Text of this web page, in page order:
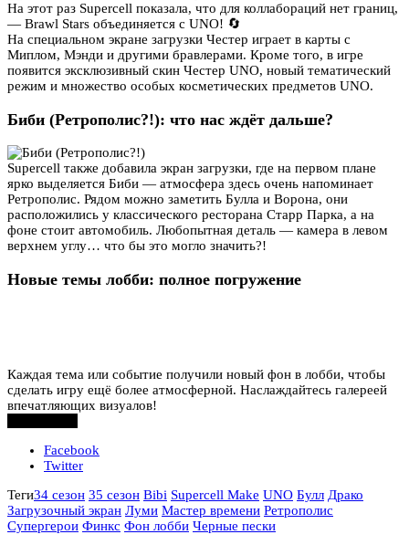
На этот раз Supercell показала, что для коллабораций нет границ,
— Brawl Stars объединяется с UNO! 🔄
На специальном экране загрузки Честер играет в карты с
Миплом, Мэнди и другими бравлерами. Кроме того, в игре
появится эксклюзивный скин Честер UNO, новый тематический
режим и множество особых косметических предметов UNO.
Биби (Ретрополис?!): что нас ждёт дальше?
Supercell также добавила экран загрузки, где на первом плане
ярко выделяется Биби — атмосфера здесь очень напоминает
Ретрополис. Рядом можно заметить Булла и Ворона, они
расположились у классического ресторана Старр Парка, а на
фоне стоит автомобиль. Любопытная деталь — камера в левом
верхнем углу… что бы это могло значить?!
Новые темы лобби: полное погружение
Каждая тема или событие получили новый фон в лобби, чтобы
сделать игру ещё более атмосферной. Наслаждайтесь галереей
впечатляющих визуалов!
Facebook
Twitter
Теги34 сезон 35 сезон Bibi Supercell Make UNO Булл Драко
Загрузочный экран Луми Мастер времени Ретрополис
Супергерои Финкс Фон лобби Черные пески